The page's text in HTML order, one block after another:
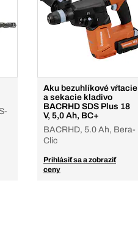
Aku bezuhlíkové vŕtacie
a sekacie kladivo
BACRHD SDS Plus 18
V, 5,0 Ah, BC+
BACRHD, 5.0 Ah, Bera-
Clic
Prihlásiť sa a zobraziť
ceny